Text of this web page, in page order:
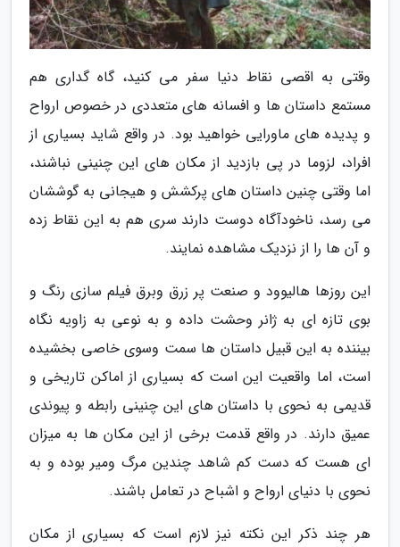
وقتی به اقصی نقاط دنیا سفر می کنید، گاه گداری هم
مستمع داستان ها و افسانه های متعددی در خصوص ارواح
و پدیده های ماورایی خواهید بود. در واقع شاید بسیاری از
افراد، لزوما در پی بازدید از مکان های این چنینی نباشند،
اما وقتی چنین داستان های پرکشش و هیجانی به گوششان
می رسد، ناخودآگاه دوست دارند سری هم به این نقاط زده
و آن ها را از نزدیک مشاهده نمایند.
این روزها هالیوود و صنعت پر زرق وبرق فیلم سازی رنگ و
بوی تازه ای به ژانر وحشت داده و به نوعی به زاویه نگاه
بیننده به این قبیل داستان ها سمت وسوی خاصی بخشیده
است، اما واقعیت این است که بسیاری از اماکن تاریخی و
قدیمی به نحوی با داستان های این چنینی رابطه و پیوندی
عمیق دارند. در واقع قدمت برخی از این مکان ها به میزان
ای هست که دست کم شاهد چندین مرگ ومیر بوده و به
نحوی با دنیای ارواح و اشباح در تعامل باشند.
هر چند ذکر این نکته نیز لازم است که بسیاری از مکان